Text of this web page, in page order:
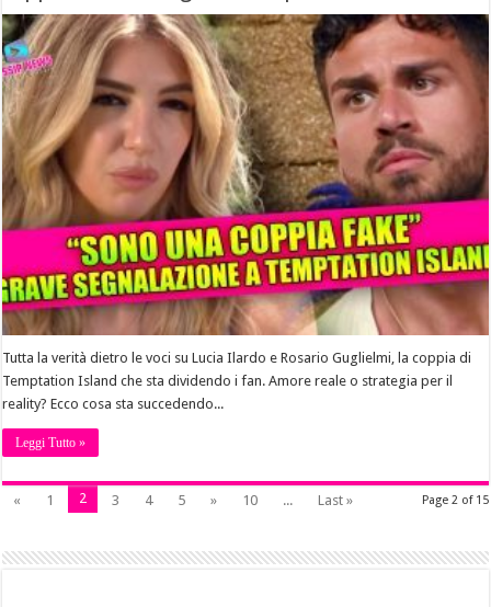
Tutta la verità dietro le voci su Lucia Ilardo e Rosario Guglielmi, la coppia di
Temptation Island che sta dividendo i fan. Amore reale o strategia per il
reality? Ecco cosa sta succedendo...
Leggi Tutto »
Page 2 of 15
« 1 2 3 4 5 » 10 ... Last »